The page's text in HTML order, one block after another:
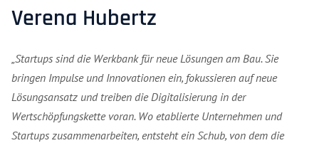
Verena Hubertz
„Startups sind die Werkbank für neue Lösungen am Bau. Sie
bringen Impulse und Innovationen ein, fokussieren auf neue
Lösungsansatz und treiben die Digitalisierung in der
Wertschöpfungskette voran. Wo etablierte Unternehmen und
Startups zusammenarbeiten, entsteht ein Schub, von dem die